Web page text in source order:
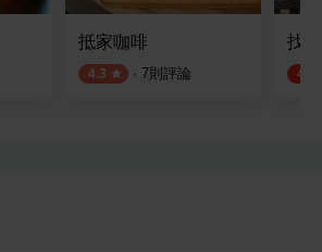
抵家咖啡
4.3 · 7則評論
找
4.8